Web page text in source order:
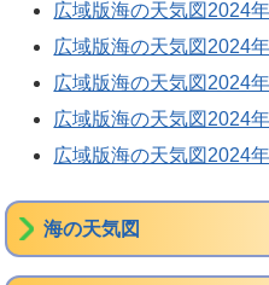
広域版海の天気図2024
広域版海の天気図2024
広域版海の天気図2024
広域版海の天気図2024
広域版海の天気図2024
海の天気図